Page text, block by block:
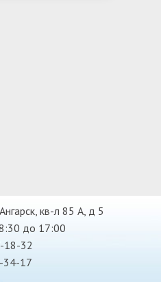
кв-л 85 А, д 5
до 17:00
18-32
34-17